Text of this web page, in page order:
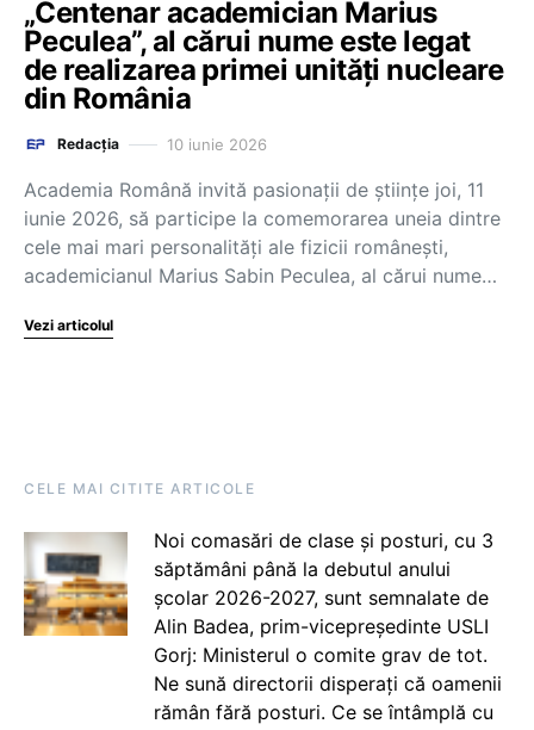
„Centenar academician Marius
Peculea”, al cărui nume este legat
de realizarea primei unități nucleare
din România
Redacția 10 iunie 2026
Academia Română invită pasionații de științe joi, 11
iunie 2026, să participe la comemorarea uneia dintre
cele mai mari personalități ale fizicii românești,
academicianul Marius Sabin Peculea, al cărui nume…
Vezi articolul
CELE MAI CITITE ARTICOLE
Noi comasări de clase și posturi, cu 3
săptămâni până la debutul anului
școlar 2026-2027, sunt semnalate de
Alin Badea, prim-vicepreședinte USLI
Gorj: Ministerul o comite grav de tot.
Ne sună directorii disperați că oamenii
rămân fără posturi. Ce se întâmplă cu